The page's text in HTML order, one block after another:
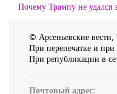
Почему Трампу не удался
© Арсеньевские
При перепечатке и при
При републикации в
Почтовый адрес: